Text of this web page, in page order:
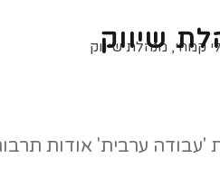
קמחי, מנהלת שיווק
שיווק
ערבית' אודות